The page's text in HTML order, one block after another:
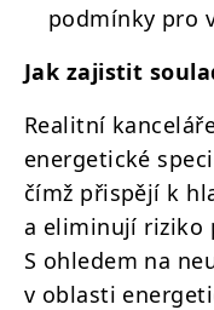
podmínky pro
Jak zajistit
Realitní
energetické
čímž přispějí k
a eliminují riziko
S ohledem na
v oblasti